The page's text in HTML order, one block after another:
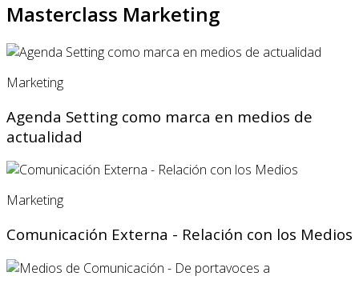
Masterclass Marketing
Marketing
Agenda Setting como marca en medios de
actualidad
Marketing
Comunicación Externa - Relación con los Medios